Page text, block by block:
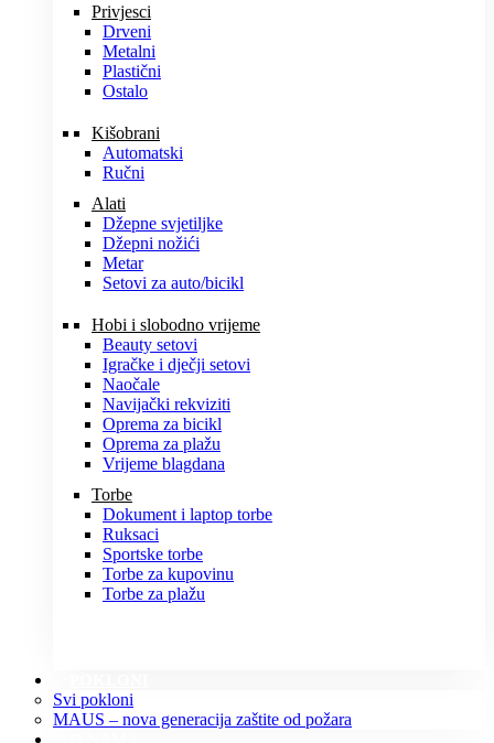
Privjesci
Drveni
Metalni
Plastični
Ostalo
Kišobrani
Automatski
Ručni
Alati
Džepne svjetiljke
Džepni nožići
Metar
Setovi za auto/bicikl
Hobi i slobodno vrijeme
Beauty setovi
Igračke i dječji setovi
Naočale
Navijački rekviziti
Oprema za bicikl
Oprema za plažu
Vrijeme blagdana
Torbe
Dokument i laptop torbe
Ruksaci
Sportske torbe
Torbe za kupovinu
Torbe za plažu
Svi pokloni
MAUS – nova generacija zaštite od požara